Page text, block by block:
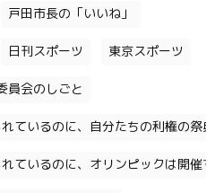
戸田市長の「いいね」
日刊スポーツ 東京スポーツ
員会のしごと
ているのに、自分たちの利権の祭
ているのに、オリンピックは開催